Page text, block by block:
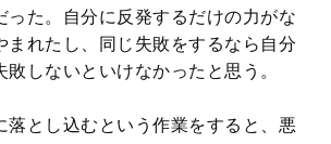
った。自分に反発するだけの力がな
まれたし、同じ失敗をするなら自分
しないといけなかったと思う。
落とし込むという作業をすると、悪